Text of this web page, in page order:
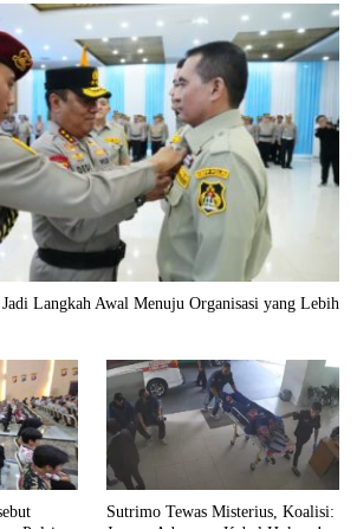
Langkah Awal Menuju Organisasi yang Lebih
Sutrimo Tewas Misterius, Koalisi: